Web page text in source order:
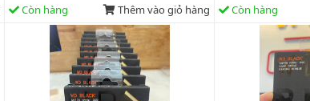
Còn hàng
Thêm vào giỏ hàng
Còn hàng